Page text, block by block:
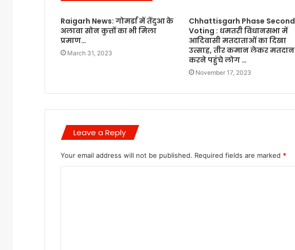
Raigarh News: गोमर्डा में तेंदुआ के
अलावा सोन कुत्तों का भी मिला
प्रमाण…
March 31, 2023
Chhattisgarh Phase Second
Voting : धमतरी विधानसभा में
आदिवासी मतदाताओं का दिखा
उत्साह, तीर कमान लेकर मतदान
करने पहुंचे लोग …
November 17, 2023
Leave a Reply
Your email address will not be published. Required fields are marked *